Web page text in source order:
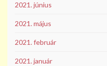
2021. június
2021. május
2021. február
2021. január